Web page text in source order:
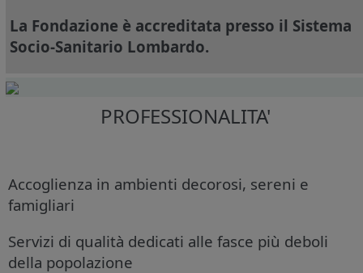
La Fondazione è accreditata presso il Sistema
Socio-Sanitario Lombardo.
PROFESSIONALITA'
Accoglienza in ambienti decorosi, sereni e
famigliari
Servizi di qualità dedicati alle fasce più deboli
della popolazione